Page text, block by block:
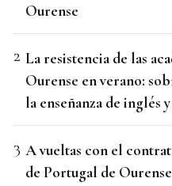
Ourense
La resistencia de las
Ourense en verano:
la enseñanza de inglés
A vueltas con el
de Portugal de Ourense